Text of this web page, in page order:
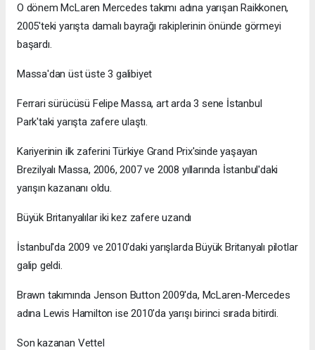
O dönem McLaren Mercedes takımı adına yarışan Raikkonen,
2005'teki yarışta damalı bayrağı rakiplerinin önünde görmeyi
başardı.
Massa'dan üst üste 3 galibiyet
Ferrari sürücüsü Felipe Massa, art arda 3 sene İstanbul
Park'taki yarışta zafere ulaştı.
Kariyerinin ilk zaferini Türkiye Grand Prix'sinde yaşayan
Brezilyalı Massa, 2006, 2007 ve 2008 yıllarında İstanbul'daki
yarışın kazananı oldu.
Büyük Britanyalılar iki kez zafere uzandı
İstanbul'da 2009 ve 2010'daki yarışlarda Büyük Britanyalı pilotlar
galip geldi.
Brawn takımında Jenson Button 2009'da, McLaren-Mercedes
adına Lewis Hamilton ise 2010'da yarışı birinci sırada bitirdi.
Son kazanan Vettel